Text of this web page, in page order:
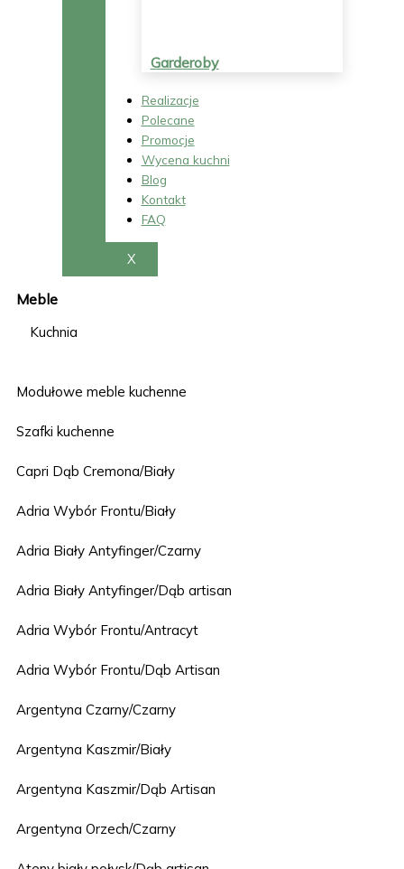
Garderoby
Realizacje
Polecane
Promocje
Wycena kuchni
Blog
Kontakt
FAQ
X
Meble
Kuchnia
Modułowe meble kuchenne
Szafki kuchenne
Capri Dąb Cremona/Biały
Adria Wybór Frontu/Biały
Adria Biały Antyfinger/Czarny
Adria Biały Antyfinger/Dąb artisan
Adria Wybór Frontu/Antracyt
Adria Wybór Frontu/Dąb Artisan
Argentyna Czarny/Czarny
Argentyna Kaszmir/Biały
Argentyna Kaszmir/Dąb Artisan
Argentyna Orzech/Czarny